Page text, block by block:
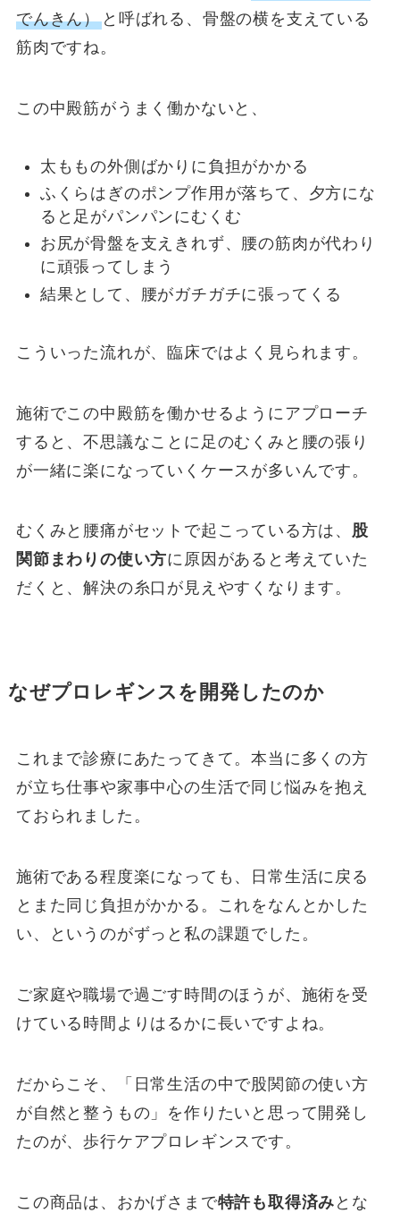
でんきん）と呼ばれる、骨盤の横を支えている
筋肉ですね。
この中殿筋がうまく働かないと、
太ももの外側ばかりに負担がかかる
ふくらはぎのポンプ作用が落ちて、夕方にな
ると足がパンパンにむくむ
お尻が骨盤を支えきれず、腰の筋肉が代わり
に頑張ってしまう
結果として、腰がガチガチに張ってくる
こういった流れが、臨床ではよく見られます。
施術でこの中殿筋を働かせるようにアプローチ
すると、不思議なことに足のむくみと腰の張り
が一緒に楽になっていくケースが多いんです。
むくみと腰痛がセットで起こっている方は、 股
関節まわりの使い方に原因があると考えていた
だくと、解決の糸口が見えやすくなります。
なぜプロレギンスを開発したのか
これまで診療にあたってきて。本当に多くの方
が立ち仕事や家事中心の生活で同じ悩みを抱え
ておられました。
施術である程度楽になっても、日常生活に戻る
とまた同じ負担がかかる。これをなんとかした
い、というのがずっと私の課題でした。
ご家庭や職場で過ごす時間のほうが、施術を受
けている時間よりはるかに長いですよね。
だからこそ、「日常生活の中で股関節の使い方
が自然と整うもの」を作りたいと思って開発し
たのが、歩行ケアプロレギンスです。
この商品は、おかげさまで特許も取得済み とな